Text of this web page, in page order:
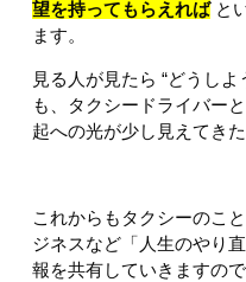
望を持ってもらえればと
ます。
見る人が見たら “どうし
も、タクシードライバー
起への光が少し見えてきた
これからもタクシーのこ
ジネスなど「人生のやり
報を共有していきますの